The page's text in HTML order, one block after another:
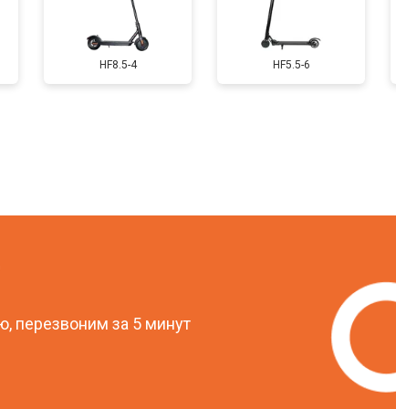
от 50 мин
от 40 мин
HF8.5-4 HF5.5-6
перезвоним за 5 минут